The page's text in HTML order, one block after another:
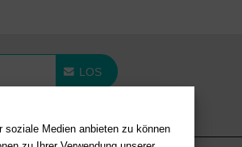
soziale Medien anbieten zu können
LOS